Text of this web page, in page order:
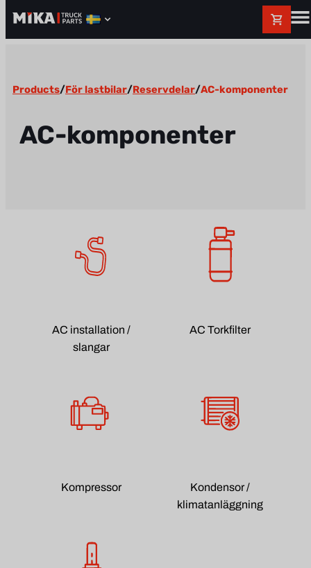
Products/För lastbilar/Reservdelar/AC-komponenter
AC-komponenter
AC installation /
slangar
AC Torkfilter
Kompressor
Kondensor /
klimatanläggning